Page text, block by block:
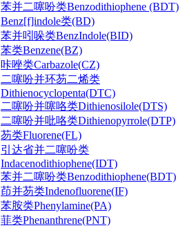
苯并二噻吩类Benzodithiophene (BDT)
Benz[f]indole类(BD)
苯并吲哚类BenzIndole(BID)
苯类Benzene(BZ)
咔唑类Carbazole(CZ)
二噻吩并环芴二烯类
Dithienocyclopenta(DTC)
二噻吩并噻咯类Dithienosilole(DTS)
二噻吩并吡咯类Dithienopyrrole(DTP)
芴类Fluorene(FL)
引达省并二噻吩类
Indacenodithiophene(IDT)
苯并二噻吩类Benzodithiophene(BDT)
茚并芴类Indenofluorene(IF)
苯胺类Phenylamine(PA)
菲类Phenanthrene(PNT)